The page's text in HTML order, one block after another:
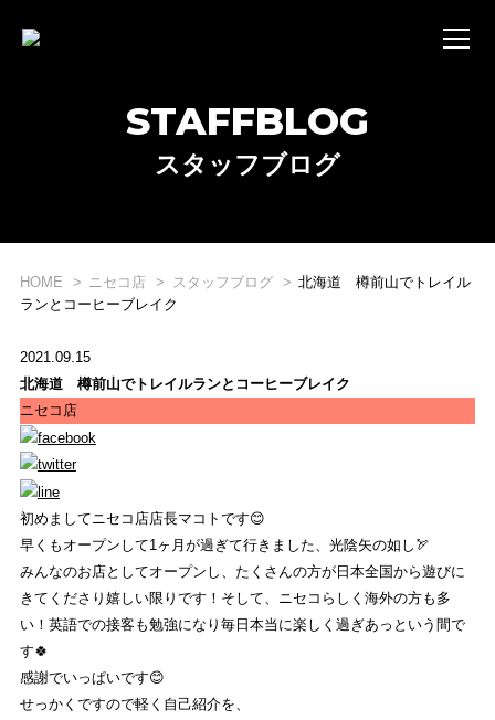
WHAT'S STRIDE LAB ?
ONLINE SHOP
オンライン ショップ
EVENT
イベント
REVIEW
商品レビュー
COLUMN
コラム
STAFFBLOG
スタッフブログ
HOME ニセコ店 スタッフブログ
北海道 樽前山でトレイル
ランとコーヒーブレイク
2021.09.15
北海道 樽前山でトレイルランとコーヒーブレイク
ニセコ店
初めましてニセコ店店長マコトです😊
早くもオープンして1ヶ月が過ぎて行きました、光陰矢の如し🏹
みんなのお店としてオープンし、たくさんの方が日本全国から遊びに
きてくださり嬉しい限りです！そして、ニセコらしく海外の方も多
い！英語での接客も勉強になり毎日本当に楽しく過ぎあっという間で
す🍀
感謝でいっぱいです😊
せっかくですので軽く自己紹介を、